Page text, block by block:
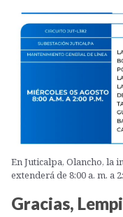
En Juticalpa, Olancho, la
extenderá de 8:00 a. m. a
Gracias,